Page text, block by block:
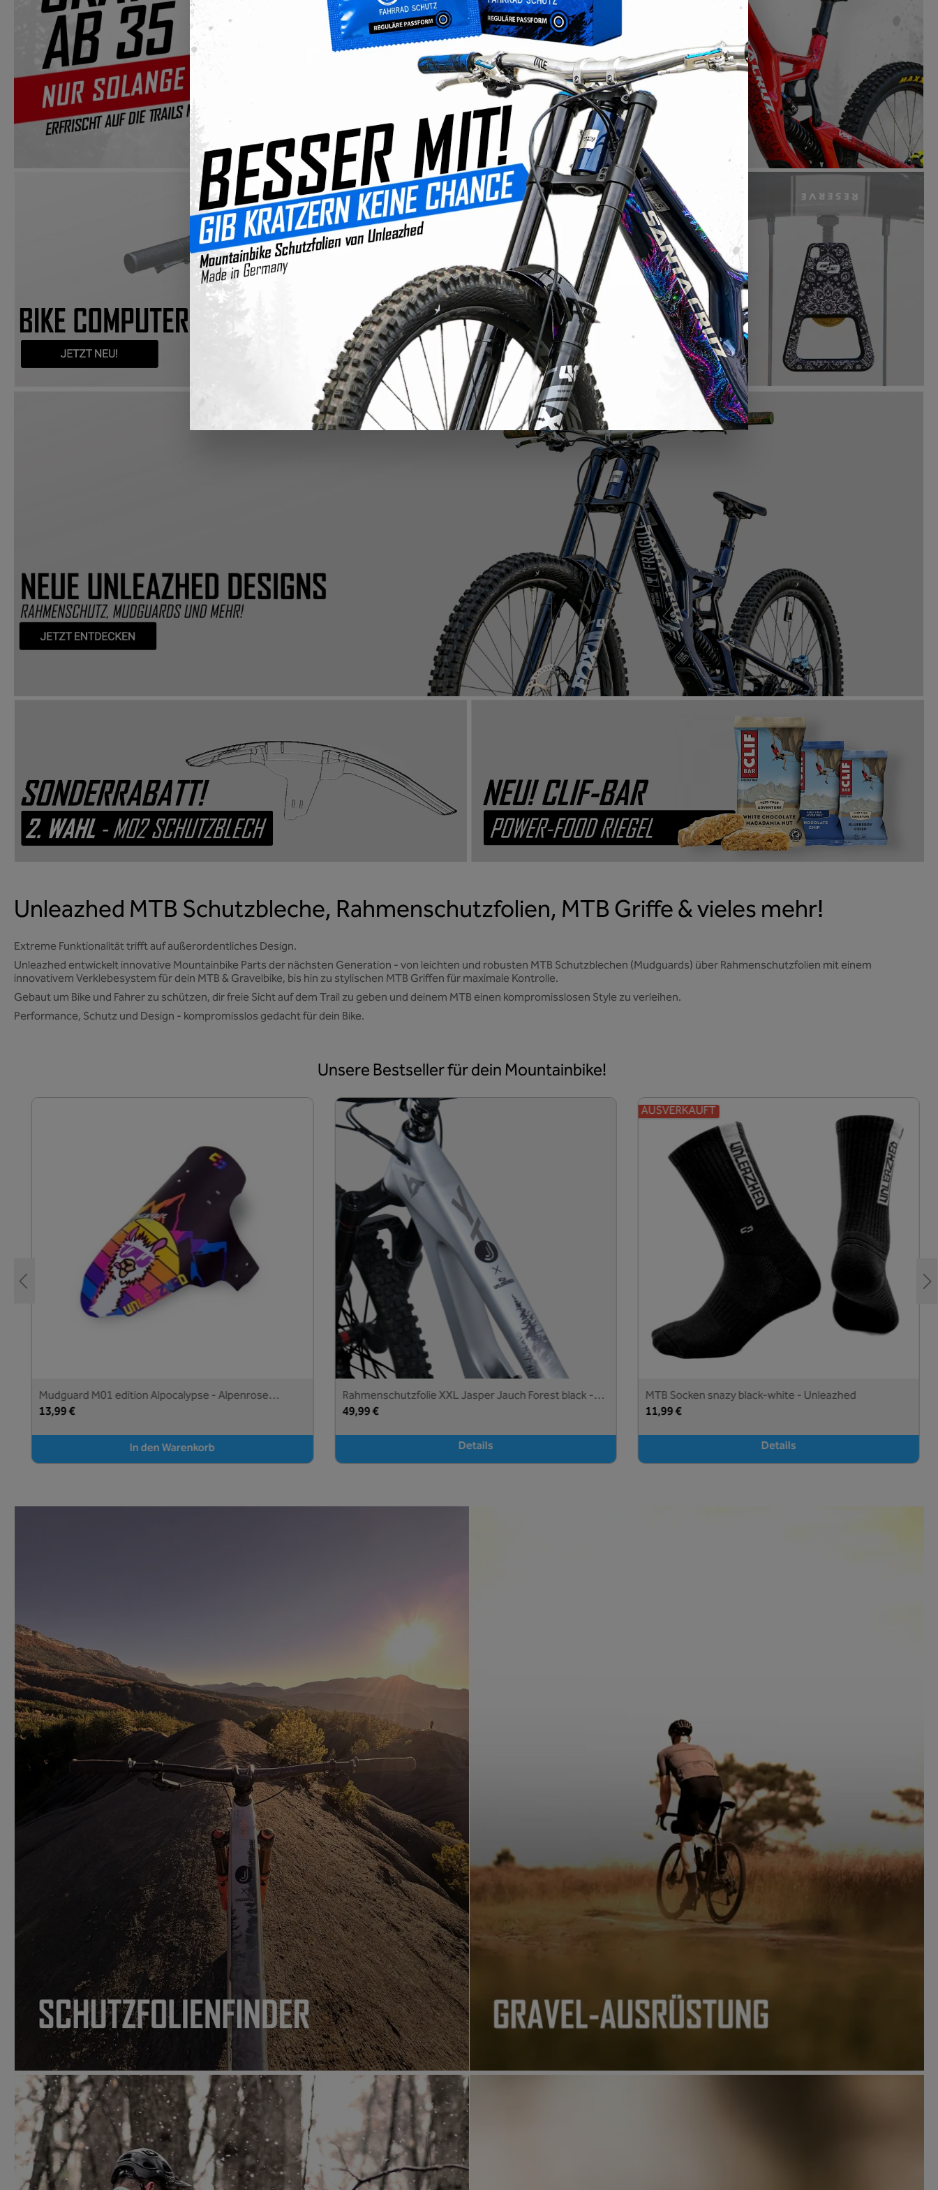
Unleazhed MTB Schutzbleche, Rahmenschutzfolien, MTB Griffe & vieles mehr!
Extreme Funktionalität trifft auf außerordentliches Design.
Unleazhed entwickelt innovative Mountainbike Parts der nächsten Generation - von leichten und robusten MTB Schutzblechen (Mudguards) über Rahmenschutzfolien mit einem
innovativem Verklebesystem für dein MTB & Gravelbike, bis hin zu stylischen MTB Griffen für maximale Kontrolle.
Gebaut um Bike und Fahrer zu schützen, dir freie Sicht auf dem Trail zu geben und deinem MTB einen kompromisslosen Style zu verleihen.
Performance, Schutz und Design - kompromisslos gedacht für dein Bike.
Unsere Bestseller für dein Mountainbike!
Mudguard M01 edition Alpocalypse - Alpenrose
Samerberg - Unleazhed
13,99 €
In den Warenkorb
Rahmenschutzfolie XXL Jasper Jauch Forest black -
unleazhed
49,99 €
Details
AUSVERKAUFT
MTB Socken snazy black-white - Unleazhed
11,99 €
Details